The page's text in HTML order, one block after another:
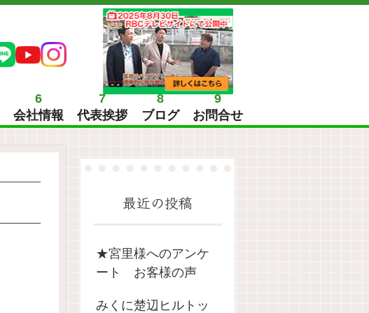
6
会社情報
7
代表挨拶
8
ブログ
9
お問合せ
最近の投稿
★宮里様へのアンケ
ート お客様の声
みくに楚辺ヒルトッ